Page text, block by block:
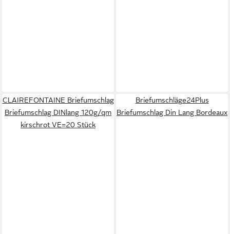
CLAIREFONTAINE Briefumschlag
Briefumschlag DINlang 120g/qm
kirschrot VE=20 Stück
Briefumschläge24Plus
Briefumschlag Din Lang Bordeaux